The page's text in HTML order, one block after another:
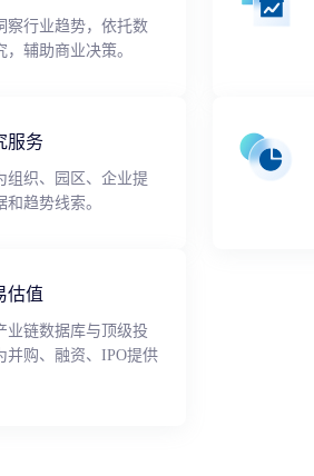
察行业趋势，依托数
辅助商业决策。
服务
组织、园区、企业提
趋势线索。
估值
业链数据库与顶级投
并购、融资、IPO提供